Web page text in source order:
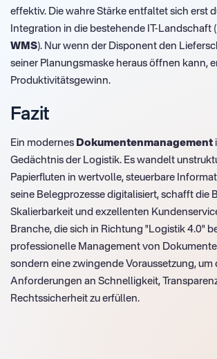
effektiv. Die wahre Stärke entfaltet sich erst
Integration in die bestehende IT-Landschaft (
WMS). Nur wenn der Disponent den
seiner Planungsmaske heraus öffnen kann,
Produktivitätsgewinn.
Fazit
Ein modernes Dokumentenmanagement
Gedächtnis der Logistik. Es wandelt
Papierfluten in wertvolle, steuerbare
seine Belegprozesse digitalisiert, schafft die
Skalierbarkeit und exzellenten
Branche, die sich in Richtung "Logistik 4.0"
professionelle Management von
sondern eine zwingende Voraussetzung, um
Anforderungen an Schnelligkeit,
Rechtssicherheit zu erfüllen.